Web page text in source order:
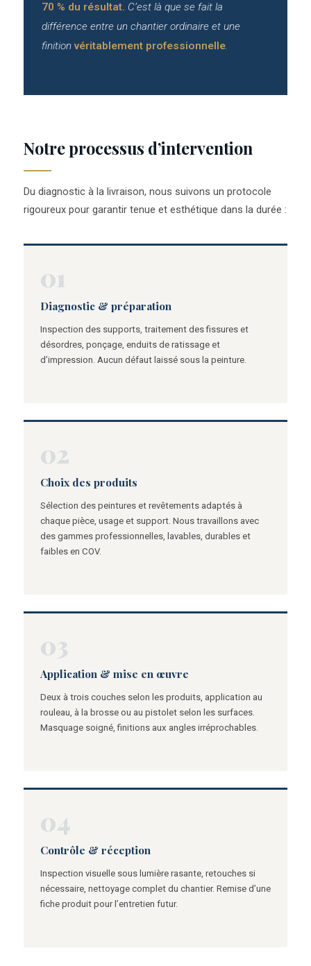
70 % du résultat. C’est là que se fait la
différence entre un chantier ordinaire et une
finitionvéritablement professionnelle.
Notre processus d’intervention
Du diagnostic à la livraison, nous suivons un protocole
rigoureux pour garantir tenue et esthétique dans la durée :
01
Diagnostic & préparation
Inspection des supports, traitement des fissures et
désordres, ponçage, enduits de ratissage et
d’impression. Aucun défaut laissé sous la peinture.
02
Choix des produits
Sélection des peintures et revêtements adaptés à
chaque pièce, usage et support. Nous travaillons avec
des gammes professionnelles, lavables, durables et
faibles en COV.
03
Application & mise en œuvre
Deux à trois couches selon les produits, application au
rouleau, à la brosse ou au pistolet selon les surfaces.
Masquage soigné, finitions aux angles irréprochables.
04
Contrôle & réception
Inspection visuelle sous lumière rasante, retouches si
nécessaire, nettoyage complet du chantier. Remise d’une
fiche produit pour l’entretien futur.